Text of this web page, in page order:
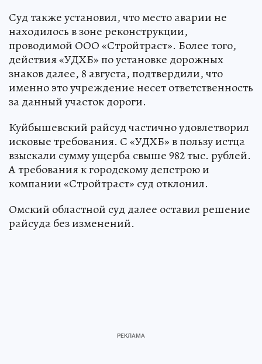
Суд также установил, что место аварии не
находилось в зоне реконструкции,
проводимой ООО «Стройтраст». Более того,
действия «УДХБ» по установке дорожных
знаков далее, 8 августа, подтвердили, что
именно это учреждение несет ответственность
за данный участок дороги.
Куйбышевский райсуд частично удовлетворил
исковые требования. С «УДХБ» в пользу истца
взыскали сумму ущерба свыше 982 тыс. рублей.
А требования к городскому депстрою и
компании «Стройтраст» суд отклонил.
Омский областной суд далее оставил решение
райсуда без изменений.